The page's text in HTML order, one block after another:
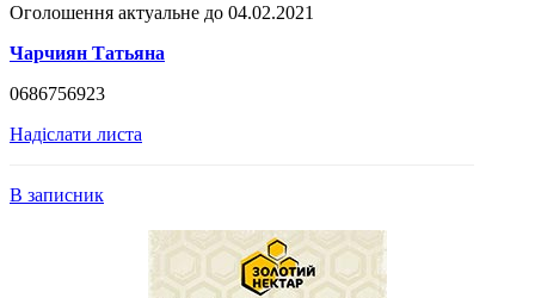
Оголошення актуальне до 04.02.2021
Чарчиян Татьяна
0686756923
Надіслати листа
В записник